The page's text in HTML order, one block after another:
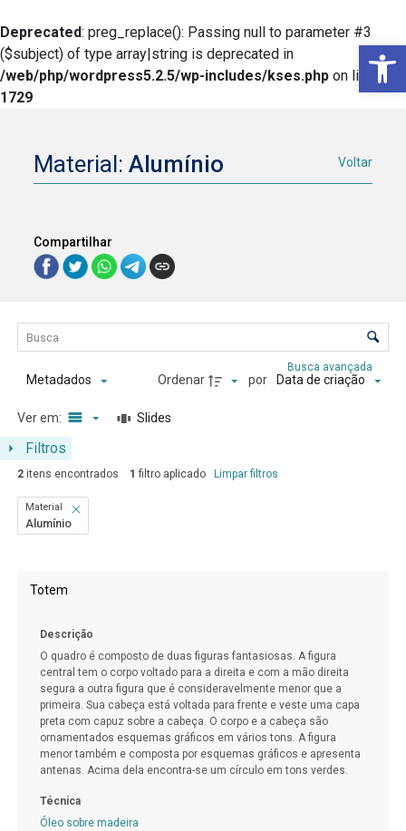
Deprecated: preg_replace(): Passing null to parameter #3
($subject) of type array|string is deprecated in
/web/php/wordpress5.2.5/wp-includes/kses.php on line
1729
Material:Alumínio Voltar
Compartilhar
Lista de itens
Controle de ordenação e visualização
Filtros
Busca avançada
Metadados Ordenar por Data de criação
Ver em: Slides
2itens encontrados 1 filtro aplicado Limpar filtros
Material
Alumínio
Resultados da lista de itens
Totem
Descrição
O quadro é composto de duas figuras fantasiosas. A figura
central tem o corpo voltado para a direita e com a mão direita
segura a outra figura que é consideravelmente menor que a
primeira. Sua cabeça está voltada para frente e veste uma capa
preta com capuz sobre a cabeça. O corpo e a cabeça são
ornamentados esquemas gráficos em vários tons. A figura
menor também e composta por esquemas gráficos e apresenta
antenas. Acima dela encontra-se um círculo em tons verdes.
Técnica
Óleo sobre madeira